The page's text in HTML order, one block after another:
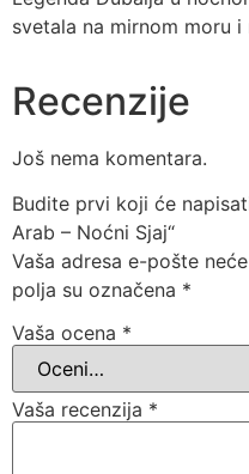
svetala na mirnom moru
Recenzije
Još nema komentara.
Budite prvi koji će
Arab – Noćni Sjaj“
Vaša adresa e-pošte
polja su označena *
Vaša ocena *
Vaša recenzija *